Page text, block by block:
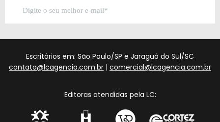
Escritórios em: São Paulo/SP e Jaraguá do Sul/SC
contato@lcagencia.com.br | comercial@lcagencia.com.br
Editoras atendidas pela LC: